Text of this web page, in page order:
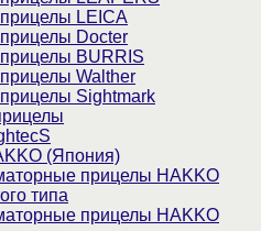
LEICA
Docter
BURRIS
Walther
Sightmark
(Япония)
прицелы HAKKO
типа
прицелы HAKKO